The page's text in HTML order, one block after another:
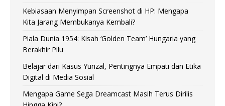
Kebiasaan Menyimpan Screenshot di HP: Mengapa
Kita Jarang Membukanya Kembali?
Piala Dunia 1954: Kisah ‘Golden Team’ Hungaria yang
Berakhir Pilu
Belajar dari Kasus Yurizal, Pentingnya Empati dan Etika
Digital di Media Sosial
Mengapa Game Sega Dreamcast Masih Terus Dirilis